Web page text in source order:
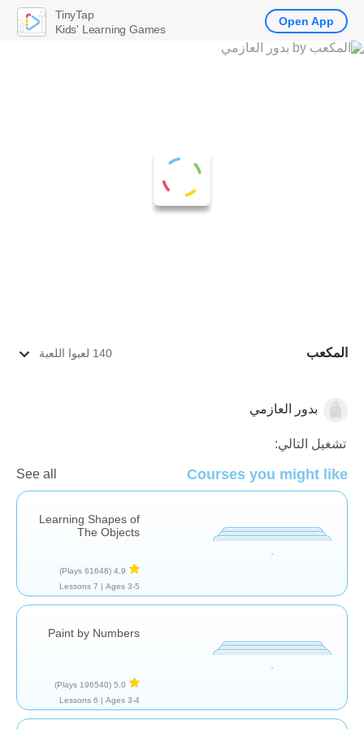
المكعب 140 لعبوا اللعبة
الأشكال والألوان
بدور العازمي
تشغيل التالي:
Courses you might like
See all
Learning Shapes of
The Objects
4,9
(61648 Plays)
Ages 3-5 |
7 Lessons
Paint by Numbers
5,0
(196540 Plays)
Ages 3-4 |
6 Lessons
TinyTap
Kids' Learning Games
Open App